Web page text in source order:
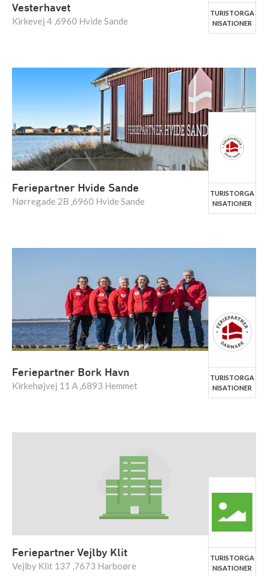
Vesterhavet
Kirkevej 4 ,6960 Hvide Sande
TURISTORGA
NISATIONER
Feriepartner Hvide Sande
Nørregade 2B ,6960 Hvide Sande
TURISTORGA
NISATIONER
Feriepartner Bork Havn
Kirkehøjvej 11 A ,6893 Hemmet
TURISTORGA
NISATIONER
Feriepartner Vejlby Klit
Vejlby Klit 137 ,7673 Harboøre
TURISTORGA
NISATIONER